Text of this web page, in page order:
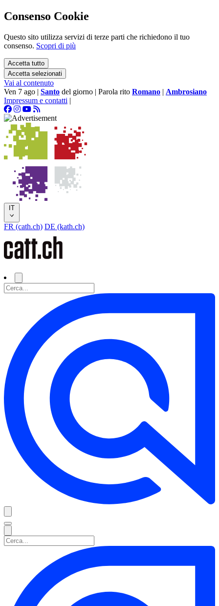
Consenso Cookie
Questo sito utilizza servizi di terze parti che richiedono il tuo
consenso. Scopri di più
Accetta tutto
Accetta selezionati
Vai al contenuto
Ven 7 ago | Santo del giorno | Parola rito Romano | Ambrosiano
Impressum e contatti |
IT
FR (cath.ch) DE (kath.ch)